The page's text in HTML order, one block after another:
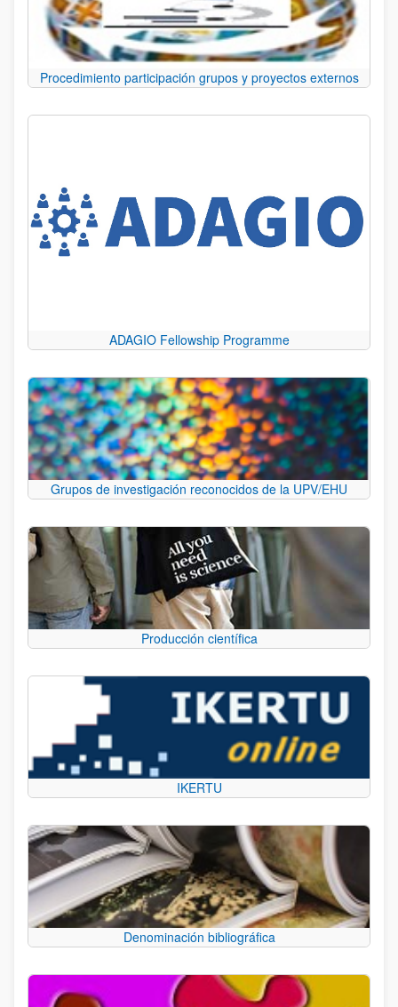
Procedimiento participación grupos y proyectos externos
ADAGIO Fellowship Programme
Grupos de investigación reconocidos de la UPV/EHU
Producción científica
IKERTU
Denominación bibliográfica